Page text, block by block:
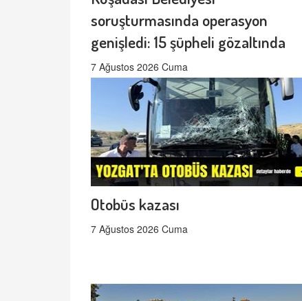
soruşturmasında operasyon
genişledi: 15 şüpheli gözaltında
7 Ağustos 2026 Cuma
Otobüs kazası
7 Ağustos 2026 Cuma